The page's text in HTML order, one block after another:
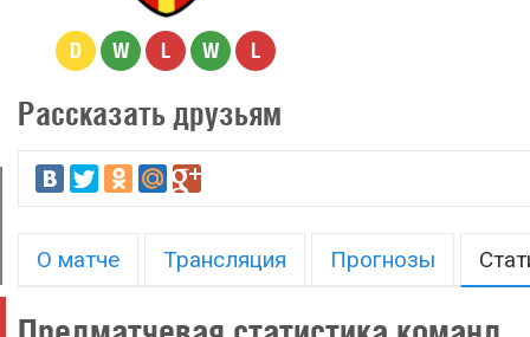
D W L W L
Рассказать друзьям
О матче Трансляция Прогнозы